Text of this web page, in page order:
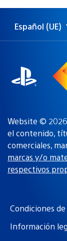
publicación:
Selecciona
una
Región
actual:
Español (UE)
Website ©
el contenido,
comerciales,
marcas y/o
respectivos
Condiciones de
Información